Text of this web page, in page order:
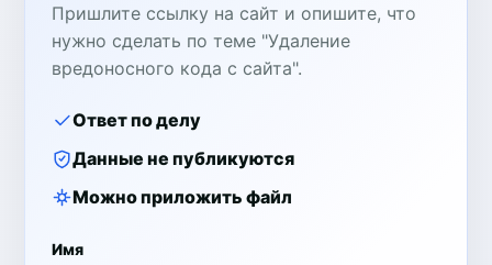
Пришлите ссылку на сайт и опишите, что
нужно сделать по теме "Удаление
вредоносного кода с сайта".
Ответ по делу
Данные не публикуются
Можно приложить файл
Имя